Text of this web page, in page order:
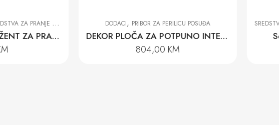
PRIBOR ZA PERILICU POSUĐA
DEKOR PLOČA ZA POTPUNO INTEGRISANE MAŠINE ZA SUĐE GFVi 701/77
804,00
SREDSTVA ZA ČIŠĆENJE,SREDSTVA ZA PRANJE POSUĐA
So za mašinu za suđe 1,5 kg
14,00